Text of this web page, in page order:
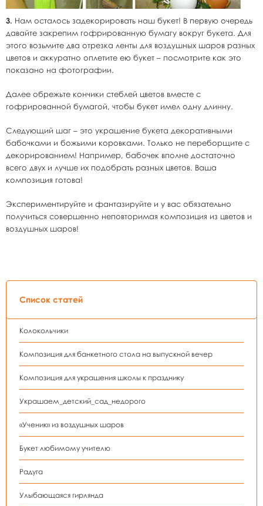
3. Нам осталось задекорировать наш букет! В первую очередь
давайте закрепим гофрированную бумагу вокруг букета. Для
этого возьмите два отрезка ленты для воздушных шаров разных
цветов и аккуратно оплетите ею букет – посмотрите как это
показано на фотографии.
Далее обрежьте кончики стеблей цветов вместе с
гофрированной бумагой, чтобы букет имел одну длинну.
Следующий шаг – это украшение букета декоративными
бабочками и божьими коровками. Только не переборщите с
декорированием! Например, бабочек вполне достаточно
всего двух и лучше их подобрать разных цветов. Ваша
композиция готова!
Экспериментируйте и фантазируйте и у вас обязательно
получиться совершенно неповторимая композиция из цветов и
воздушных шаров!
Список статей
Колокольчики
Композиция для банкетного стола на выпускной вечер
Композиция для украшения школы к празднику
Украшаем_детский_сад_недорого
«Ученик» из воздушных шаров
Букет любимому учителю
Радуга
Улыбающаяся гирлянда